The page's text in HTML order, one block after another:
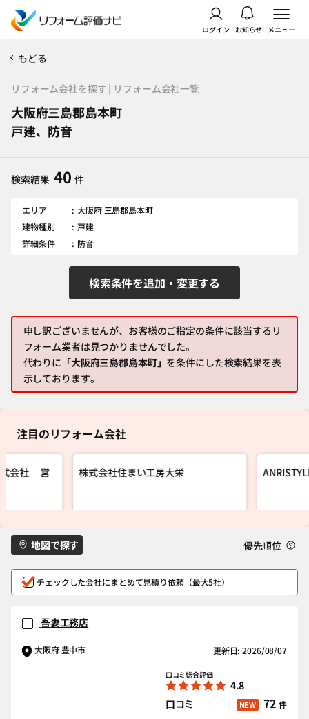
ログイン お知らせ メニュー
もどる
リフォーム会社を探す | リフォーム会社一覧
大阪府三島郡島本町
戸建、防音
検索結果 40 件
エリア
大阪府 三島郡島本町
建物種別
戸建
詳細条件
防音
検索条件を追加・変更する
申し訳ございませんが、お客様のご指定の条件に該当するリ
フォーム業者は見つかりませんでした。
代わりに 「大阪府三島郡島本町」 を条件にした検索結果を表
示しております。
注目のリフォーム会社
式会社 営 株式会社住まい工房大栄
地図で探す 優先順位
チェックした会社にまとめて見積り依頼（最大5社）
吾妻工務店
大阪府 豊中市 更新日: 2026/08/07
口コミ総合評価
4.8
口コミ
NEW 72 件